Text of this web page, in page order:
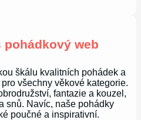
pohádkový web
škálu kvalitních pohádek a
všechny věkové kategorie.
fantazie a kouzel,
snů. Navíc, naše pohádky
poučné a inspirativní.